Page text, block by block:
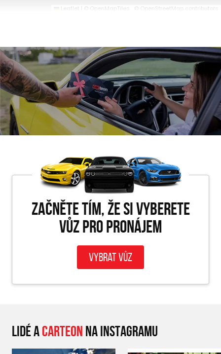
Leaflet | © OpenMapTiles © OpenStreetMap contributors
Začněte tím, že si vyberete
vůz pro PRONÁJEM
Vybrat vůz
LIDÉ ACARTEON NA INSTAGRAMU